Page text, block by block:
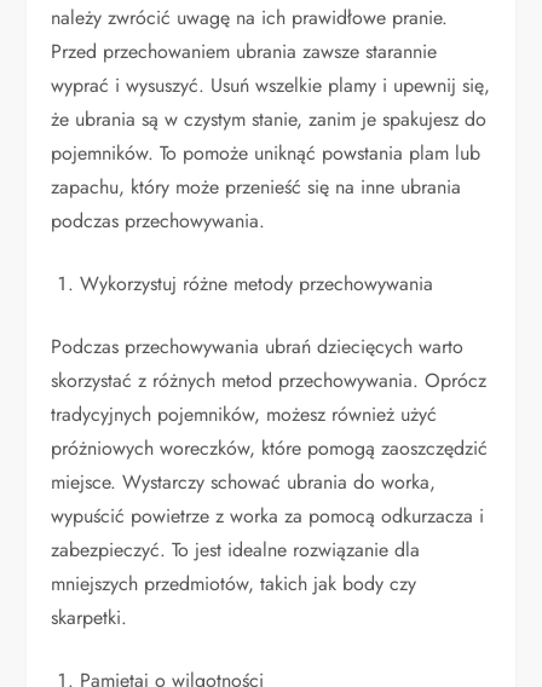
należy zwrócić uwagę na ich prawidłowe pranie.
Przed przechowaniem ubrania zawsze starannie
wyprać i wysuszyć. Usuń wszelkie plamy i upewnij się,
że ubrania są w czystym stanie, zanim je spakujesz do
pojemników. To pomoże uniknąć powstania plam lub
zapachu, który może przenieść się na inne ubrania
podczas przechowywania.
Wykorzystuj różne metody przechowywania
Podczas przechowywania ubrań dziecięcych warto
skorzystać z różnych metod przechowywania. Oprócz
tradycyjnych pojemników, możesz również użyć
próżniowych woreczków, które pomogą zaoszczędzić
miejsce. Wystarczy schować ubrania do worka,
wypuścić powietrze z worka za pomocą odkurzacza i
zabezpieczyć. To jest idealne rozwiązanie dla
mniejszych przedmiotów, takich jak body czy
skarpetki.
Pamiętaj o wilgotności